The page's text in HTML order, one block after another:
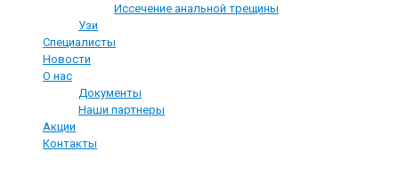
Иссечение анальной трещины
Узи
Специалисты
Новости
О нас
Документы
Наши партнеры
Акции
Контакты